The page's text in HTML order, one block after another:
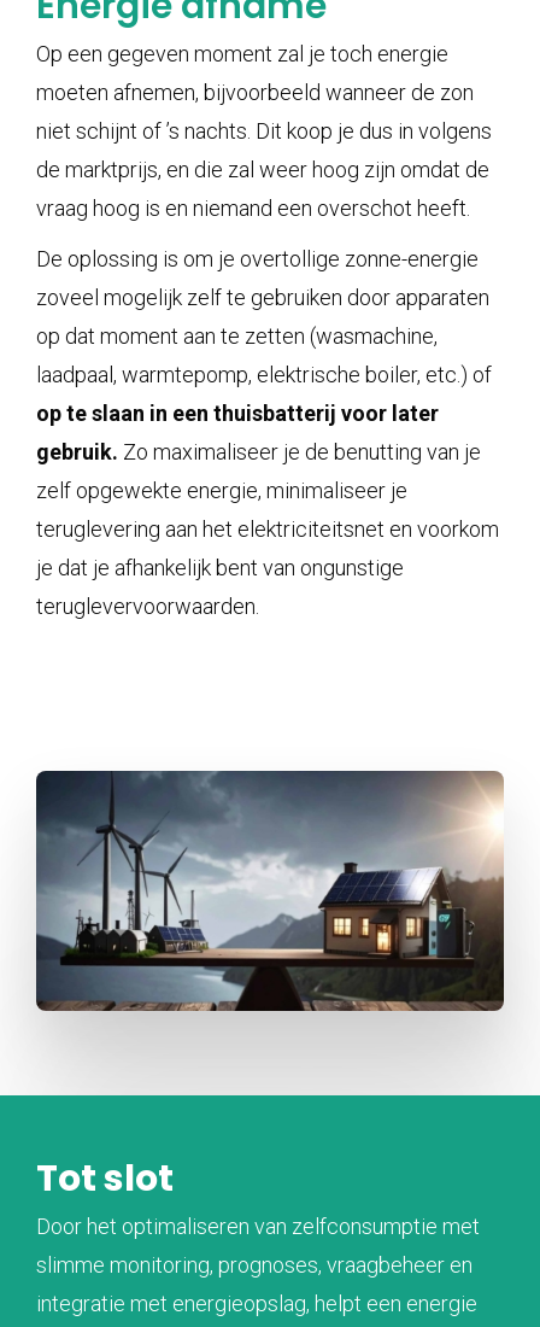
Op een gegeven moment zal je toch energie
moeten afnemen, bijvoorbeeld wanneer de zon
niet schijnt of ’s nachts. Dit koop je dus in volgens
de marktprijs, en die zal weer hoog zijn omdat de
vraag hoog is en niemand een overschot heeft.
De oplossing is om je overtollige zonne-energie
zoveel mogelijk zelf te gebruiken door apparaten
op dat moment aan te zetten (wasmachine,
laadpaal, warmtepomp, elektrische boiler, etc.) of
op te slaan in een thuisbatterij voor later
gebruik. Zo maximaliseer je de benutting van je
zelf opgewekte energie, minimaliseer je
teruglevering aan het elektriciteitsnet en voorkom
je dat je afhankelijk bent van ongunstige
teruglevervoorwaarden.
Tot slot
Door het optimaliseren van zelfconsumptie met
slimme monitoring, prognoses, vraagbeheer en
integratie met energieopslag, helpt een energie